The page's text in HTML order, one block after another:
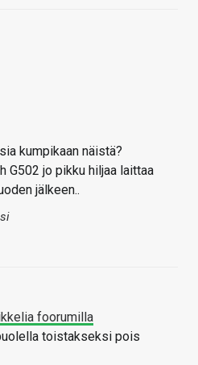
kumpikaan näistä?
G502 jo pikku hiljaa laittaa
jälkeen..
foorumilla
toistakseksi pois